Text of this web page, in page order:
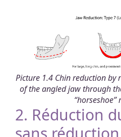
Picture 1.4 Chin reduction by
of the angled jaw through
2. Réduction